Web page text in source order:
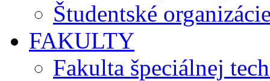
Študentské
FAKULTY
Fakulta špeciálnej